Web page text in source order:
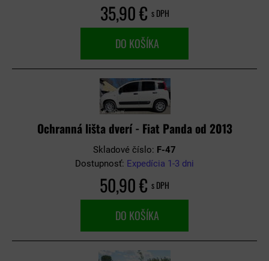
35,90 € s DPH
DO KOŠÍKA
Ochranná lišta dverí - Fiat Panda od 2013
Skladové číslo: F-47
Dostupnosť: Expedícia 1-3 dni
50,90 € s DPH
DO KOŠÍKA